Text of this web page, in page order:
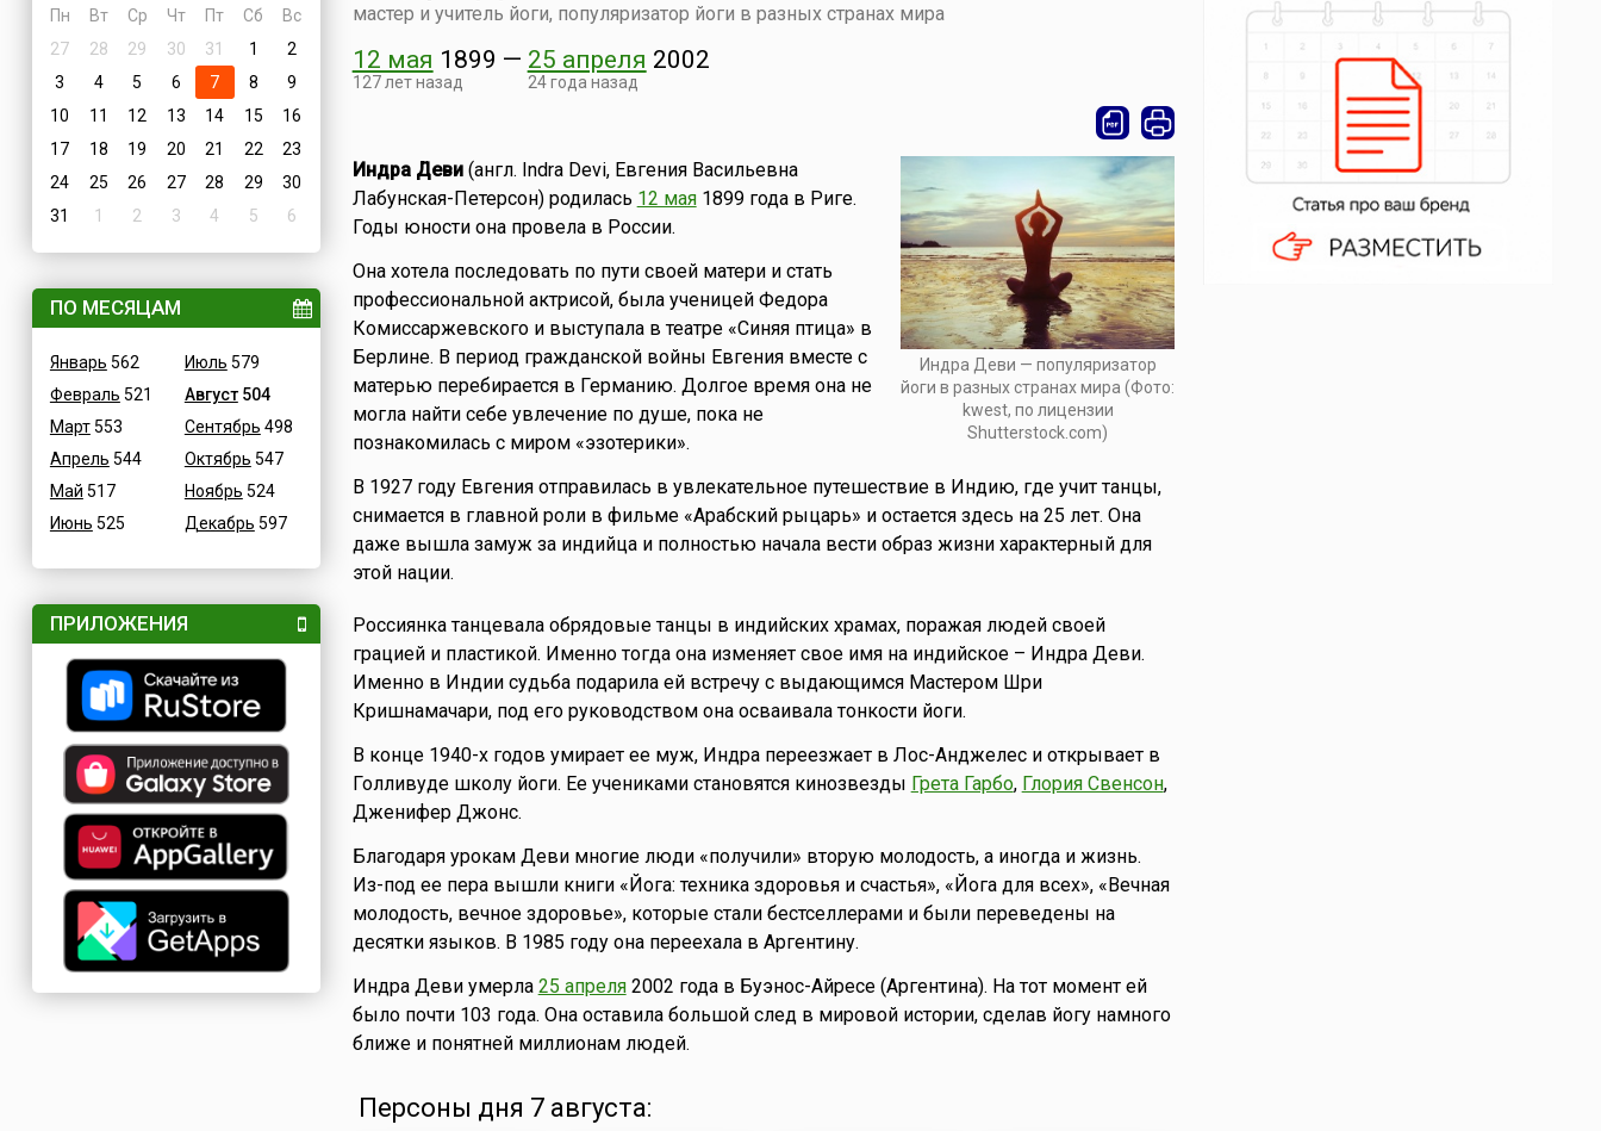
Пн
Вт Ср Чт Пт Сб
Вс
27
28 29 30 31 1
2
3
4 5 6 7 8
9
10
11 12 13 14 15
16
17
18 19 20 21 22
23
24
25 26 27 28 29
30
31
1 2 3 4 5 6
ПО МЕСЯЦАМ
Январь 562
Февраль 521
Март553
Апрель 544
Май 517
Июнь 525
Июль 579
Август504
Сентябрь 498
Октябрь 547
Ноябрь 524
Декабрь 597
ПРИЛОЖЕНИЯ
мастер и учитель йоги, популяризатор йоги в разных странах мира
12 мая 1899
127 лет назад
— 25 апреля 2002
24 года назад
Индра Деви — популяризатор
йоги в разных странах мира (Фото:
kwest, по лицензии
Shutterstock.com)
Индра Деви(англ. Indra Devi, Евгения Васильевна
Лабунская-Петерсон) родилась 12 мая1899 года в Риге.
Годы юности она провела в России.
Она хотела последовать по пути своей матери и стать
профессиональной актрисой, была ученицей Федора
Комиссаржевского и выступала в театре «Синяя птица» в
Берлине. В период гражданской войны Евгения вместе с
матерью перебирается в Германию. Долгое время она не
могла найти себе увлечение по душе, пока не
познакомилась с миром «эзотерики».
В 1927 году Евгения отправилась в увлекательное путешествие в Индию, где учит танцы,
снимается в главной роли в фильме «Арабский рыцарь» и остается здесь на 25 лет. Она
даже вышла замуж за индийца и полностью начала вести образ жизни характерный для
этой нации.
Россиянка танцевала обрядовые танцы в индийских храмах, поражая людей своей
грацией и пластикой. Именно тогда она изменяет свое имя на индийское – Индра Деви.
Именно в Индии судьба подарила ей встречу с выдающимся Мастером Шри
Кришнамачари, под его руководством она осваивала тонкости йоги.
В конце 1940-х годов умирает ее муж, Индра переезжает в Лос-Анджелес и открывает в
Голливуде школу йоги. Ее учениками становятся кинозвезды Грета Гарбо, Глория Свенсон,
Дженифер Джонс.
Благодаря урокам Деви многие люди «получили» вторую молодость, а иногда и жизнь.
Из-под ее пера вышли книги «Йога: техника здоровья и счастья», «Йога для всех», «Вечная
молодость, вечное здоровье», которые стали бестселлерами и были переведены на
десятки языков. В 1985 году она переехала в Аргентину.
Индра Деви умерла 25 апреля2002 года в Буэнос-Айресе (Аргентина). На тот момент ей
было почти 103 года. Она оставила большой след в мировой истории, сделав йогу намного
ближе и понятней миллионам людей.
Персоны дня 7 августа: